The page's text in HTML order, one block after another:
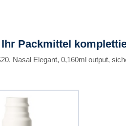
Packmittel
Nasal Elegant, 0,160ml output,